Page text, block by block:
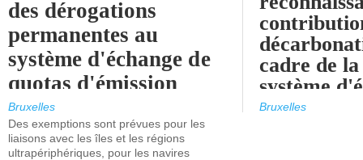
des dérogations
permanentes au
système d'échange de
quotas d'émission
maritimes de l'UE
après 2030.
Bruxelles
Des exemptions sont prévues pour les
liaisons avec les îles et les régions
ultrapériphériques, pour les navires
cadre de
système
quotas
Bruxelles